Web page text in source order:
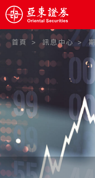
:::
首頁 訊息中心